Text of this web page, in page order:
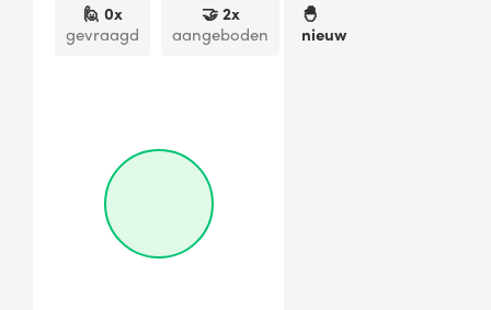
🙋 0x
gevraagd
🤝2x
aangeboden
🐣
nieuw